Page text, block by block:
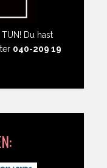
TUN! Du hast
040-209 19